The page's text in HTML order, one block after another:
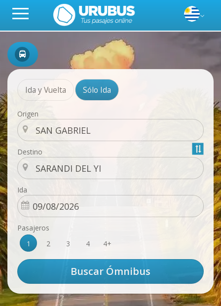
Ida y Vuelta Sólo Ida
Origen
Destino
Ida
Pasajeros
1
2 3 4 4+